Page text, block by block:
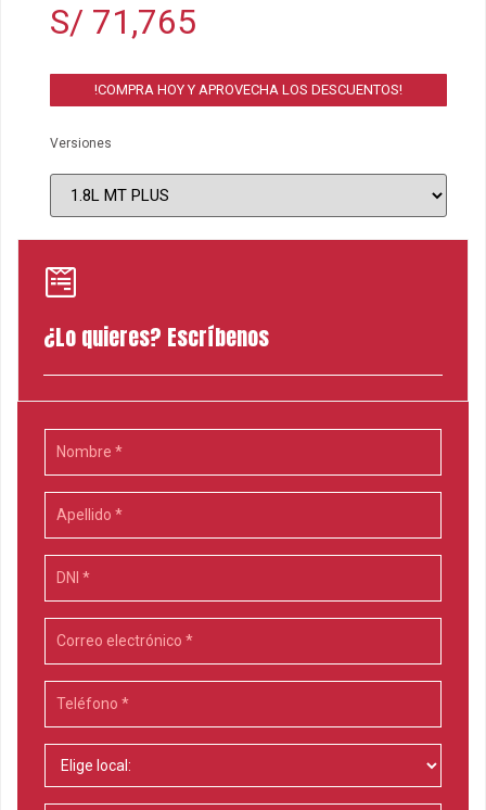
S/ 71,765
!COMPRA HOY Y APROVECHA LOS DESCUENTOS!
Versiones
¿Lo quieres? Escríbenos